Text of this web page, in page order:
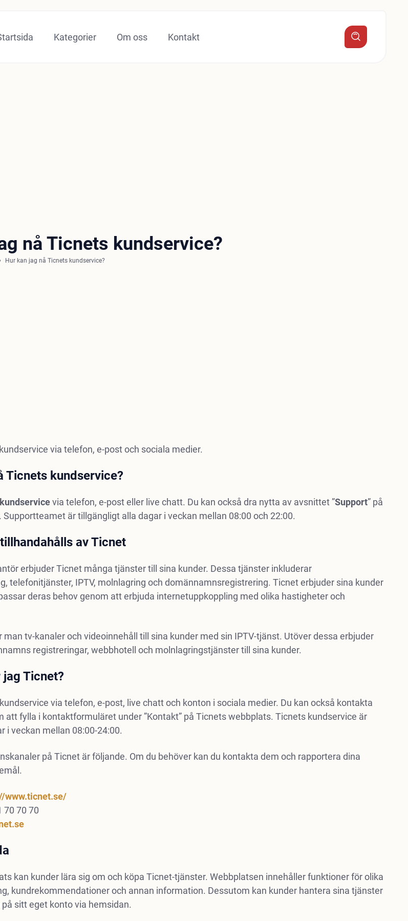
Kategorier Om oss Kontakt
nå Ticnets kundservice?
Hur kan jag nå Ticnets kundservice?
via telefon, e-post och sociala medier.
Ticnets kundservice?
kundservicevia telefon, e-post eller live chatt. Du kan också dra nytta av avsnittet ”Support” på
är tillgängligt alla dagar i veckan mellan 08:00 och 22:00.
av Ticnet
erbjuder Ticnet många tjänster till sina kunder. Dessa tjänster inkluderar
telefonitjänster, IPTV, molnlagring och domännamnsregistrering. Ticnet erbjuder sina kunder
deras behov genom att erbjuda internetuppkoppling med olika hastigheter och
man tv-kanaler och videoinnehåll till sina kunder med sin IPTV-tjänst. Utöver dessa erbjuder
registreringar, webbhotell och molnlagringstjänster till sina kunder.
Ticnet?
via telefon, e-post, live chatt och konton i sociala medier. Du kan också kontakta
att fylla i kontaktformuläret under ”Kontakt” på Ticnets webbplats. Ticnets kundservice är
i veckan mellan 08:00-24:00.
på Ticnet är följande. Om du behöver kan du kontakta dem och rapportera dina
www.ticnet.se/
70 70 70
kan kunder lära sig om och köpa Ticnet-tjänster. Webbplatsen innehåller funktioner för olika
kundrekommendationer och annan information. Dessutom kan kunder hantera sina tjänster
sitt eget konto via hemsidan.